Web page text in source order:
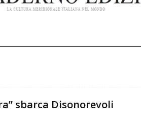
sbarca Disonorevoli